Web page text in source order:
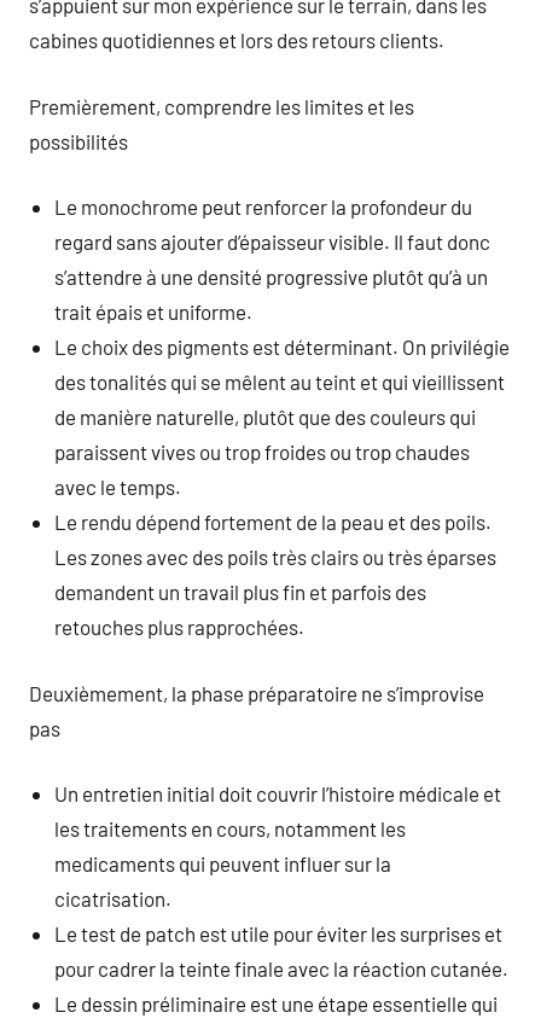
s’appuient sur mon expérience sur le terrain, dans les
cabines quotidiennes et lors des retours clients.
Premièrement, comprendre les limites et les
possibilités
Le monochrome peut renforcer la profondeur du
regard sans ajouter d’épaisseur visible. Il faut donc
s’attendre à une densité progressive plutôt qu’à un
trait épais et uniforme.
Le choix des pigments est déterminant. On privilégie
des tonalités qui se mêlent au teint et qui vieillissent
de manière naturelle, plutôt que des couleurs qui
paraissent vives ou trop froides ou trop chaudes
avec le temps.
Le rendu dépend fortement de la peau et des poils.
Les zones avec des poils très clairs ou très éparses
demandent un travail plus fin et parfois des
retouches plus rapprochées.
Deuxièmement, la phase préparatoire ne s’improvise
pas
Un entretien initial doit couvrir l’histoire médicale et
les traitements en cours, notamment les
medicaments qui peuvent influer sur la
cicatrisation.
Le test de patch est utile pour éviter les surprises et
pour cadrer la teinte finale avec la réaction cutanée.
Le dessin préliminaire est une étape essentielle qui